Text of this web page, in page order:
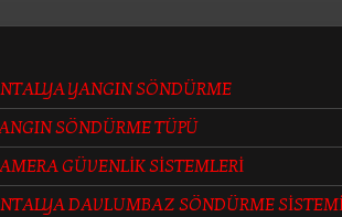
YANGIN SÖNDÜRME
SÖNDÜRME TÜPÜ
GÜVENLİK SİSTEMLERİ
DAVLUMBAZ SÖNDÜRME